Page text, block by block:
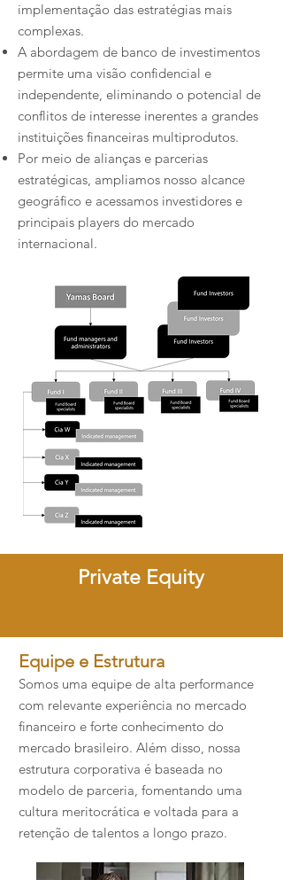
implementação das estratégias mais
complexas.​
A abordagem de banco de investimentos
permite uma visão confidencial e
independente, eliminando o potencial de
conflitos de interesse inerentes a grandes
instituições financeiras multiprodutos.​
Por meio de alianças e parcerias
estratégicas, ampliamos nosso alcance
geográfico e acessamos investidores e
principais players do mercado
internacional.
Private Equity
Equipe e Estrutura​
Somos uma equipe de alta performance
com relevante experiência no mercado
financeiro e forte conhecimento do
mercado brasileiro. Além disso, nossa
estrutura corporativa é baseada no
modelo de parceria, fomentando uma
cultura meritocrática e voltada para a
retenção de talentos a longo prazo.​